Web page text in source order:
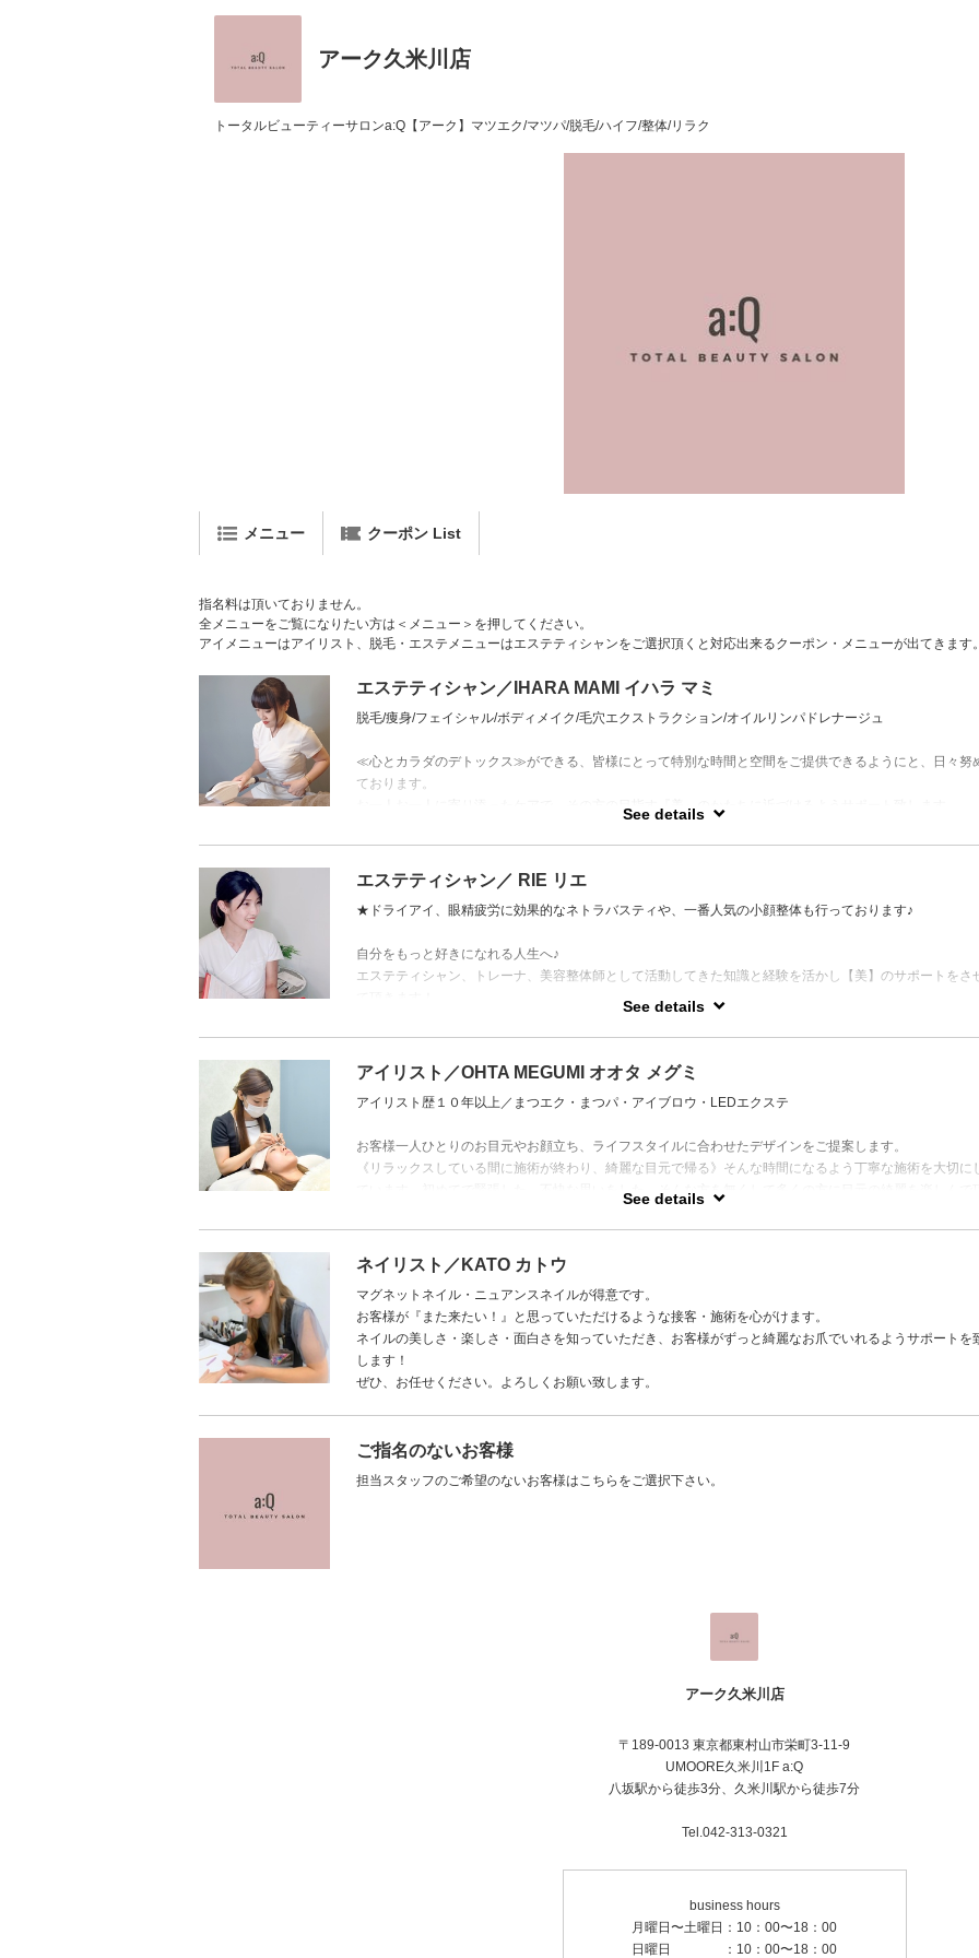
アーク久米川店
トータルビューティーサロンa:Q【アーク】マツエク/マツパ/脱毛/ハイフ/整体/リラク
メニュー クーポン List
指名料は頂いておりません。
全メニューをご覧になりたい方は＜メニュー＞を押してください。
アイメニューはアイリスト、脱毛・エステメニューはエステティシャンをご選択頂くと対応出来るクーポン・メニューが出てきます。
エステティシャン／IHARA MAMI イハラ マミ
脱毛/痩身/フェイシャル/ボディメイク/毛穴エクストラクション/オイルリンパドレナージュ
≪心とカラダのデトックス≫ができる、皆様にとって特別な時間と空間をご提供できるようにと、日々努
ております。
お一人お一人に寄り添ったケアで、その方の目指す『美』のかたちに近づけるようサポート致します。
See details
エステティシャン／ RIE リエ
★ドライアイ、眼精疲労に効果的なネトラバスティや、一番人気の小顔整体も行っております♪
自分をもっと好きになれる人生へ♪
エステティシャン、トレーナ、美容整体師として活動してきた知識と経験を活かし【美】のサポートをさ
美しさの基準は人それぞれです。あなたに合った美しさを一緒に見つけていきましょう♪
See details
アイリスト／OHTA MEGUMI オオタ メグミ
アイリスト歴１０年以上／まつエク・まつパ・アイブロウ・LEDエクステ
お客様一人ひとりのお目元やお顔立ち、ライフスタイルに合わせたデザインをご提案します。
《リラックスしている間に施術が終わり、綺麗な目元で帰る》そんな時間になるよう丁寧な施術を大切に
ています。初めてで緊張した、不快な思いをした、そんな方を無くして多くの方に目元の綺麗を楽しんで頂
See details
ネイリスト／KATO カトウ
マグネットネイル・ニュアンスネイルが得意です。
お客様が『また来たい！』と思っていただけるような接客・施術を心がけます。
ネイルの美しさ・楽しさ・面白さを知っていただき、お客様がずっと綺麗なお爪でいれるようサポートを
します！
ぜひ、お任せください。よろしくお願い致します。
ご指名のないお客様
担当スタッフのご希望のないお客様はこちらをご選択下さい。
アーク久米川店
〒189-0013 東京都東村山市栄町3-11-9
UMOORE久米川1F a:Q
八坂駅から徒歩3分、久米川駅から徒歩7分
Tel.042-313-0321
business hours
月曜日〜土曜日：10：00〜18：00
日曜日 ：10：00〜18：00